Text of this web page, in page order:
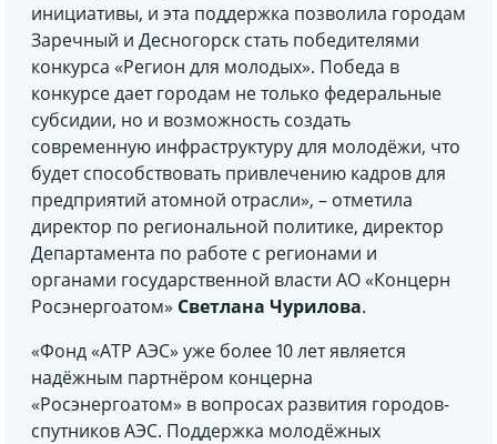
инициативы, и эта поддержка позволила городам
Заречный и Десногорск стать победителями
конкурса «Регион для молодых». Победа в
конкурсе дает городам не только федеральные
субсидии, но и возможность создать
современную инфраструктуру для молодёжи, что
будет способствовать привлечению кадров для
предприятий атомной отрасли», – отметила
директор по региональной политике, директор
Департамента по работе с регионами и
органами государственной власти АО «Концерн
Росэнергоатом» Светлана Чурилова.
«Фонд «АТР АЭС» уже более 10 лет является
надёжным партнёром концерна
«Росэнергоатом» в вопросах развития городов-
спутников АЭС. Поддержка молодёжных